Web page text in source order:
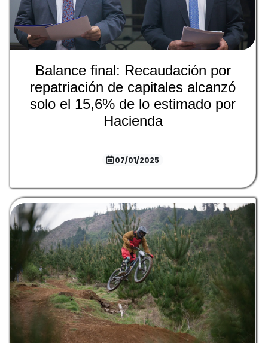
Balance final: Recaudación por
repatriación de capitales alcanzó
solo el 15,6% de lo estimado por
Hacienda
07/01/2025